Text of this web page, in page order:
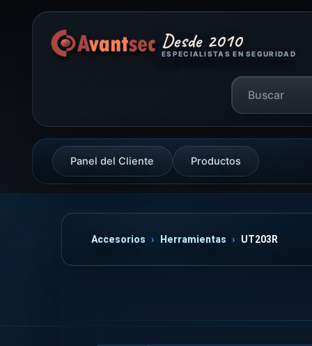
Desde 2010
ESPECIALISTAS EN SEGURIDAD
Panel del Cliente Productos
Accesorios Herramientas UT203R